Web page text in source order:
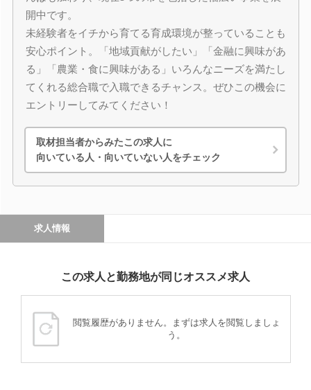
開中です。
未経験者をイチから育てる育成環境が整っていることも
安心ポイント。「地域貢献がしたい」「金融に興味があ
る」「農業・食に興味がある」いろんなニーズを満たし
てくれる総合職で入職できるチャンス。ぜひこの機会に
エントリーしてみてください！
取材担当者からみたこの求人に
向いている人・向いていない人をチェック
求人情報
この求人と勤務地が同じオススメ求人
閲覧履歴がありません。まずは求人を閲覧しましょ
う。